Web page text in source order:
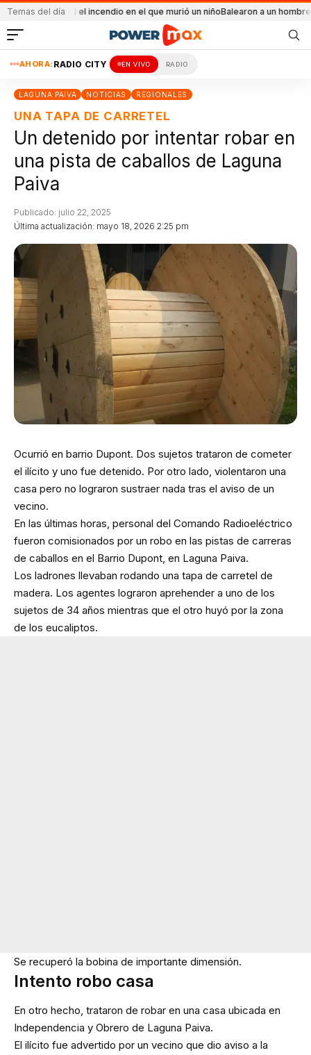
Temas del día
el incendio en el que murió un niñoBalearon a un hombre en un
AHORA: RADIO CITY EN VIVO RADIO
LAGUNA PAIVA NOTICIAS REGIONALES
UNA TAPA DE CARRETEL
Un detenido por intentar robar en
una pista de caballos de Laguna
Paiva
Última actualización: mayo 18, 2026 2:25 pm
Publicado: julio 22, 2025
Ocurrió en barrio Dupont. Dos sujetos trataron de cometer
el ilícito y uno fue detenido. Por otro lado, violentaron una
casa pero no lograron sustraer nada tras el aviso de un
vecino.
En las últimas horas, personal del Comando Radioeléctrico
fueron comisionados por un robo en las pistas de carreras
de caballos en el Barrio Dupont, en Laguna Paiva.
Los ladrones llevaban rodando una tapa de carretel de
madera. Los agentes lograron aprehender a uno de los
sujetos de 34 años mientras que el otro huyó por la zona
de los eucaliptos.
Se recuperó la bobina de importante dimensión.
Intento robo casa
En otro hecho, trataron de robar en una casa ubicada en
Independencia y Obrero de Laguna Paiva.
El ilícito fue advertido por un vecino que dio aviso a la